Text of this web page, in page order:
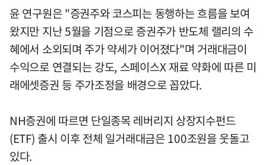
윤 연구원은 "증권주와 코스피는 동행하는 흐름을 보여
왔지만 지난 5월을 기점으로 증권주가 반도체 랠리의 수
혜에서 소외되며 주가 약세가 이어졌다"며 거래대금이
수익으로 연결되는 강도, 스페이스X 재료 약화에 따른 미
래에셋증권 등 주가조정을 배경으로 꼽았다.
NH증권에 따르면 단일종목 레버리지 상장지수펀드
(ETF) 출시 이후 전체 일거래대금은 100조원을 웃돌고
있다.